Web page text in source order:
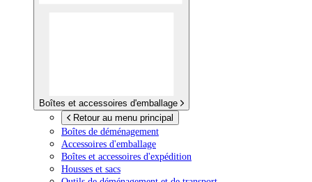
Boîtes et accessoires d'emballage
Retour au menu principal
Boîtes de déménagement
Accessoires d'emballage
Boîtes et accessoires d'expédition
Housses et sacs